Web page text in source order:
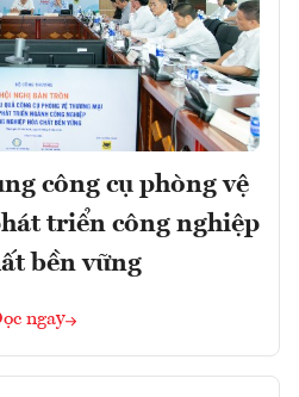
công cụ phòng vệ
triển công nghiệp
bền vững
ngay